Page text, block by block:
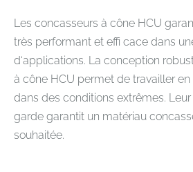
Les concasseurs à cône HCU
très performant et effi cace dans
d‘applications. La conception
à cône HCU permet de travailler
dans des conditions extrêmes.
garde garantit un matériau
souhaitée.